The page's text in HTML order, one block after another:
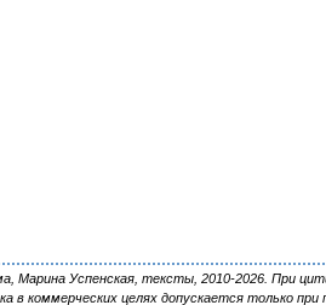
Успенская, тексты, 2010-2026. При
в коммерческих целях допускается только